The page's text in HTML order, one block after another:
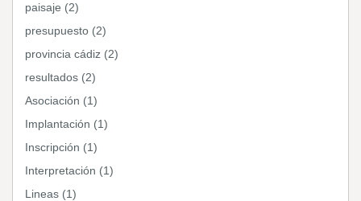
paisaje (2)
presupuesto (2)
provincia cádiz (2)
resultados (2)
Asociación (1)
Implantación (1)
Inscripción (1)
Interpretación (1)
Lineas (1)